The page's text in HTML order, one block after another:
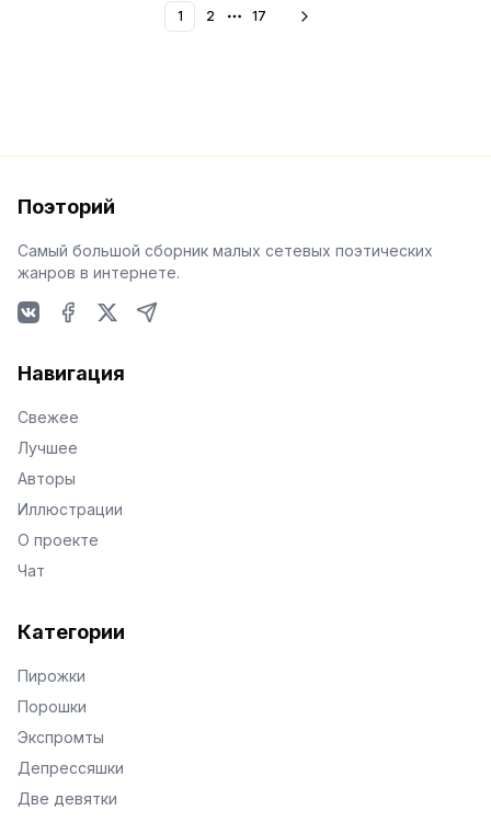
1 2 More pages
17
Поэторий
Самый большой сборник малых сетевых поэтических
жанров в интернете.
Навигация
Свежее
Лучшее
Авторы
Иллюстрации
О проекте
Чат
Категории
Пирожки
Порошки
Экспромты
Депрессяшки
Две девятки